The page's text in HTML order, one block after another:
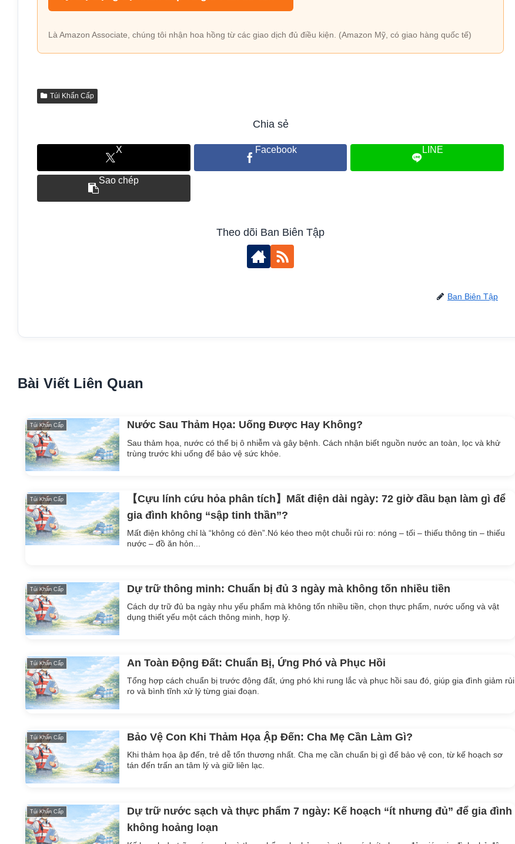
Là Amazon Associate, chúng tôi nhận hoa hồng từ các giao dịch đủ điều kiện. (Amazon Mỹ, có giao hàng quốc tế)
Túi Khẩn Cấp
Chia sẻ
X Facebook LINE
Sao chép
Theo dõi Ban Biên Tập
Ban Biên Tập
Bài Viết Liên Quan
Túi Khẩn Cấp Nước Sau Thảm Họa: Uống Được Hay Không?
Sau thảm họa, nước có thể bị ô nhiễm và gây bệnh. Cách nhận biết nguồn nước an toàn, lọc và khử
trùng trước khi uống để bảo vệ sức khỏe.
Túi Khẩn Cấp
【Cựu lính cứu hỏa phân tích】Mất điện dài ngày: 72 giờ đầu bạn làm gì để
gia đình không “sập tinh thần”?
Mất điện không chỉ là “không có đèn”.Nó kéo theo một chuỗi rủi ro: nóng – tối – thiếu thông tin – thiếu
nước – đồ ăn hỏn...
Túi Khẩn Cấp Dự trữ thông minh: Chuẩn bị đủ 3 ngày mà không tốn nhiều tiền
Cách dự trữ đủ ba ngày nhu yếu phẩm mà không tốn nhiều tiền, chọn thực phẩm, nước uống và vật
dụng thiết yếu một cách thông minh, hợp lý.
Túi Khẩn Cấp An Toàn Động Đất: Chuẩn Bị, Ứng Phó và Phục Hồi
Tổng hợp cách chuẩn bị trước động đất, ứng phó khi rung lắc và phục hồi sau đó, giúp gia đình giảm rủi
ro và bình tĩnh xử lý từng giai đoạn.
Túi Khẩn Cấp Bảo Vệ Con Khi Thảm Họa Ập Đến: Cha Mẹ Cần Làm Gì?
Khi thảm họa ập đến, trẻ dễ tổn thương nhất. Cha mẹ cần chuẩn bị gì để bảo vệ con, từ kế hoạch sơ
tán đến trấn an tâm lý và giữ liên lạc.
Túi Khẩn Cấp
Dự trữ nước sạch và thực phẩm 7 ngày: Kế hoạch “ít nhưng đủ” để gia đình
không hoảng loạn